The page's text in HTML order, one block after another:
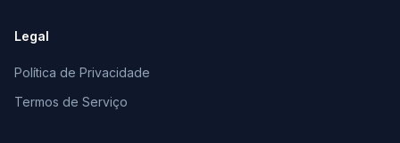
Legal
Política de Privacidade
Termos de Serviço